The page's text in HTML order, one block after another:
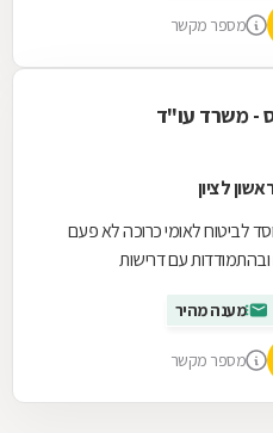
מספר מקשר
- משרד עו"ד
לביטוח לאומי כרוכה לא פעם
עם דרישות
מענה מהיר
מספר מקשר